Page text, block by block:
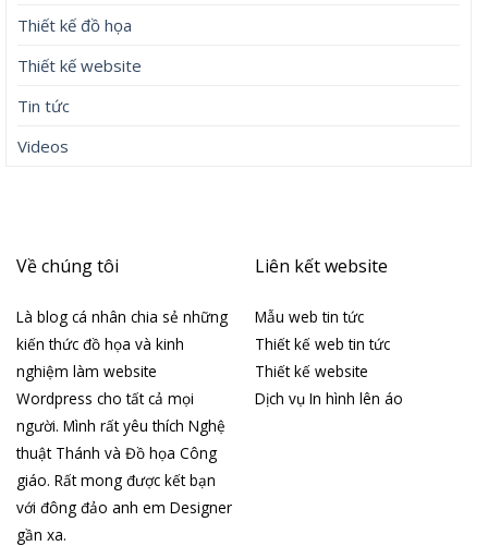
Thiết kế đồ họa
Thiết kế website
Tin tức
Videos
Về chúng tôi
Là blog cá nhân chia sẻ những
kiến thức đồ họa và kinh
nghiệm làm website
Wordpress cho tất cả mọi
người. Mình rất yêu thích Nghệ
thuật Thánh và Đồ họa Công
giáo. Rất mong được kết bạn
với đông đảo anh em Designer
gần xa.
Liên kết website
Mẫu web tin tức
Thiết kế web tin tức
Thiết kế website
Dịch vụ In hình lên áo